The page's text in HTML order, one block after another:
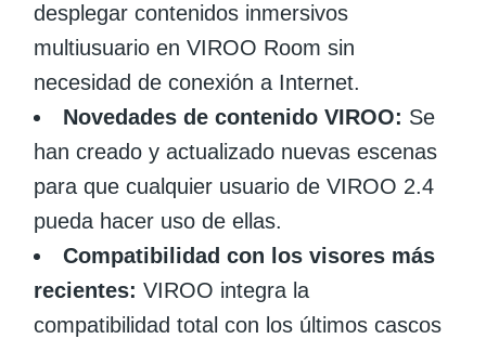
desplegar contenidos inmersivos
multiusuario en VIROO Room sin
necesidad de conexión a Internet.
Novedades de contenido VIROO: Se
han creado y actualizado nuevas escenas
para que cualquier usuario de VIROO 2.4
pueda hacer uso de ellas.
Compatibilidad con los visores más
recientes: VIROO integra la
compatibilidad total con los últimos cascos